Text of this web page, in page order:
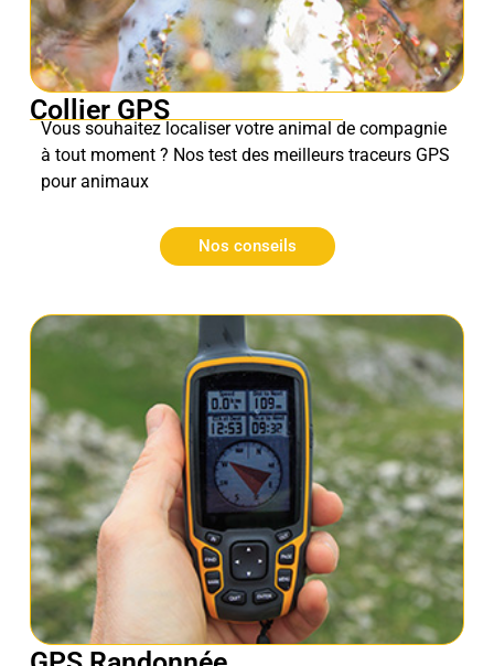
Collier GPS
Vous souhaitez localiser votre animal de compagnie
à tout moment ? Nos test des meilleurs traceurs GPS
pour animaux
Nos conseils